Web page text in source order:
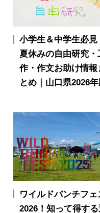
小学生＆中学生必見
夏休みの自由研究・
作・作文お助け情報
とめ｜山口県2026年
ワイルドバンチフェ
2026！知って得する